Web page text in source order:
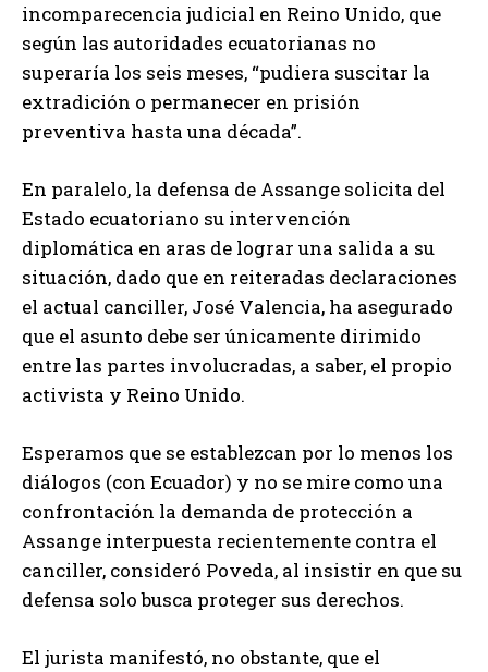
incomparecencia judicial en Reino Unido, que
según las autoridades ecuatorianas no
superaría los seis meses, “pudiera suscitar la
extradición o permanecer en prisión
preventiva hasta una década”.
En paralelo, la defensa de Assange solicita del
Estado ecuatoriano su intervención
diplomática en aras de lograr una salida a su
situación, dado que en reiteradas declaraciones
el actual canciller, José Valencia, ha asegurado
que el asunto debe ser únicamente dirimido
entre las partes involucradas, a saber, el propio
activista y Reino Unido.
Esperamos que se establezcan por lo menos los
diálogos (con Ecuador) y no se mire como una
confrontación la demanda de protección a
Assange interpuesta recientemente contra el
canciller, consideró Poveda, al insistir en que su
defensa solo busca proteger sus derechos.
El jurista manifestó, no obstante, que el